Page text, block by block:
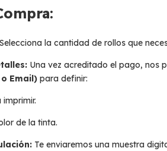
Selecciona la cantidad de rollos que
Una vez acreditado el pago, nos
Email) para definir:
de la tinta.
Te enviaremos una muestra